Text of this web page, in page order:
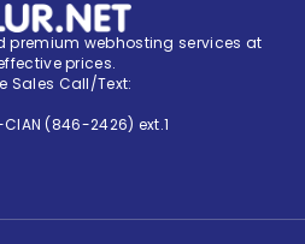
premium webhosting services at
prices.
Sales Call/Text:
(846-2426) ext.1